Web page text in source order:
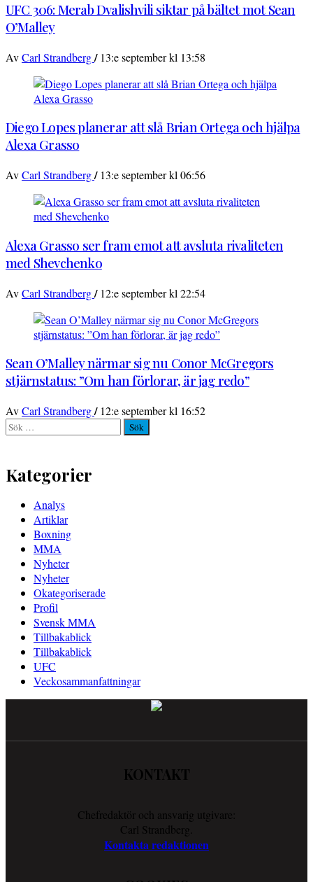
UFC 306: Merab Dvalishvili siktar på bältet mot Sean
O’Malley
AvCarl Strandberg/ 13:e september kl 13:58
Diego Lopes planerar att slå Brian Ortega och hjälpa
Alexa Grasso
AvCarl Strandberg/ 13:e september kl 06:56
Alexa Grasso ser fram emot att avsluta rivaliteten
med Shevchenko
AvCarl Strandberg/ 12:e september kl 22:54
Sean O’Malley närmar sig nu Conor McGregors
stjärnstatus: ”Om han förlorar, är jag redo”
AvCarl Strandberg/ 12:e september kl 16:52
Sök
efter:
Kategorier
Analys
Artiklar
Boxning
MMA
Nyheter
Nyheter
Okategoriserade
Profil
Svensk MMA
Tillbakablick
Tillbakablick
UFC
Veckosammanfattningar
KONTAKT
Chefredaktör och ansvarig utgivare:
Carl Strandberg.
Kontakta redaktionen